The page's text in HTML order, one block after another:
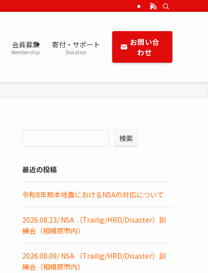
会員募集
Membership
寄付・サポート
Donation
お問い合
わせ
検索
最近の投稿
令和8年熊本地震におけるNSAの対応について
2026.08.23/ NSA （Trailig/HRD/Disaster）訓
練会（相模原市内）
2026.08.09/ NSA （Trailig/HRD/Disaster）訓
練会（相模原市内）